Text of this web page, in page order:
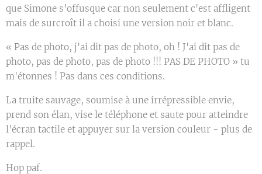
que Simone s'offusque car non seulement c'est affligent
mais de surcroît il a choisi une version noir et blanc.
« Pas de photo, j'ai dit pas de photo, oh ! J'ai dit pas de
photo, pas de photo, pas de photo !!! PAS DE PHOTO » tu
m'étonnes ! Pas dans ces conditions.
La truite sauvage, soumise à une irrépressible envie,
prend son élan, vise le téléphone et saute pour atteindre
l'écran tactile et appuyer sur la version couleur - plus de
rappel.
Hop paf.